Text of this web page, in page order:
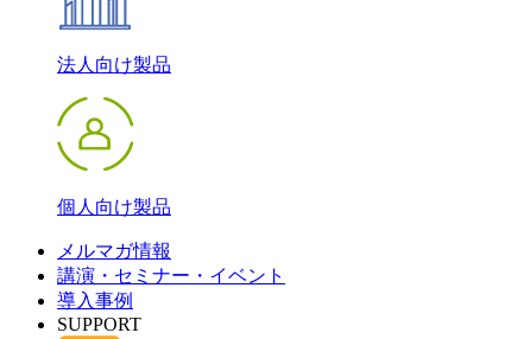
法人向け製品
個人向け製品
メルマガ情報
講演・セミナー・イベント
導入事例
SUPPORT